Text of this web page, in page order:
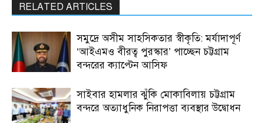
RELATED ARTICLES
সমুদ্রে অসীম সাহসিকতার স্বীকৃতি: মর্যাদাপূর্ণ
‘আইএমও বীরত্ব পুরস্কার’ পাচ্ছেন চট্টগ্রাম
বন্দরের ক্যাপ্টেন আসিফ
সাইবার হামলার ঝুঁকি মোকাবিলায় চট্টগ্রাম
বন্দরে অত্যাধুনিক নিরাপত্তা ব্যবস্থার উদ্বোধন